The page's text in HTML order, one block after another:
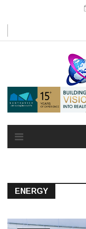
ENERGY